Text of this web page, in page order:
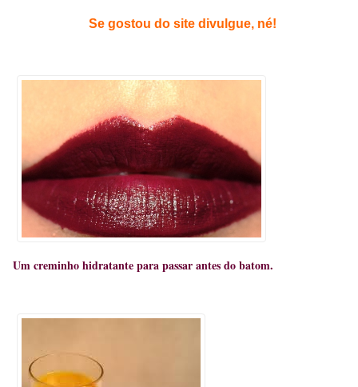
Se gostou do site divulgue, né!
Um creminho hidratante para passar antes do batom.